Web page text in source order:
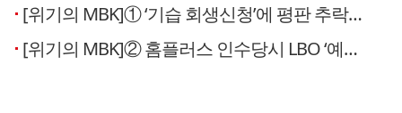
[위기의 MBK]① ‘기습 회생신청’에 평판 추락한 MBK… 십자포화 대기 중
[위기의 MBK]② 홈플러스 인수당시 LBO ‘예견된 실패’ 논란